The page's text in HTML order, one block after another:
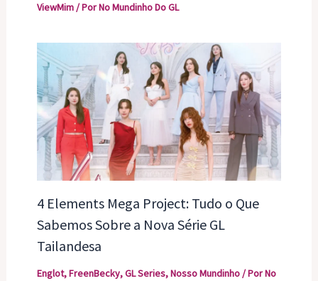
ViewMim/ PorNo Mundinho Do GL
4 Elements Mega Project: Tudo o Que
Sabemos Sobre a Nova Série GL
Tailandesa
Englot,FreenBecky,GL Series,Nosso Mundinho/ PorNo